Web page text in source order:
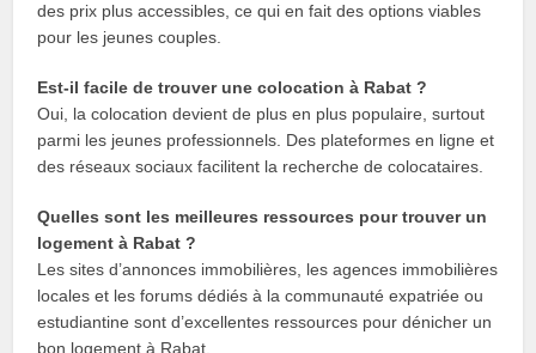
des prix plus accessibles, ce qui en fait des options viables
pour les jeunes couples.
Est-il facile de trouver une colocation à Rabat ?
Oui, la colocation devient de plus en plus populaire, surtout
parmi les jeunes professionnels. Des plateformes en ligne et
des réseaux sociaux facilitent la recherche de colocataires.
Quelles sont les meilleures ressources pour trouver un
logement à Rabat ?
Les sites d’annonces immobilières, les agences immobilières
locales et les forums dédiés à la communauté expatriée ou
estudiantine sont d’excellentes ressources pour dénicher un
bon logement à Rabat.